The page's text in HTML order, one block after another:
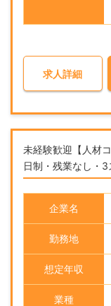
求人詳細
未経験歓迎【人材
日制・残業なし・
企業名
勤務地
想定年収
業種